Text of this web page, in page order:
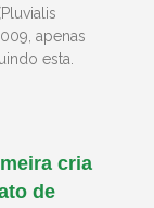
apenas
esta.
cria
de